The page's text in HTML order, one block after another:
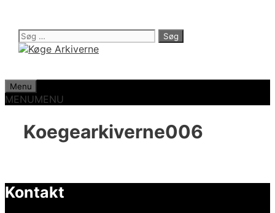
indhold
Søg
efter:
Menu
MENUMENU
Koegearkiverne006
Kontakt